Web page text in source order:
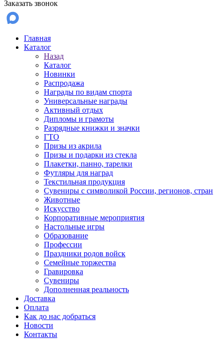
Заказать звонок
Главная
Каталог
Назад
Каталог
Новинки
Распродажа
Награды по видам спорта
Универсальные награды
Активный отдых
Дипломы и грамоты
Разрядные книжки и значки
ГТО
Призы из акрила
Призы и подарки из стекла
Плакетки, панно, тарелки
Футляры для наград
Текстильная продукция
Сувениры с символикой России, регионов, стран
Животные
Искусство
Корпоративные мероприятия
Настольные игры
Образование
Профессии
Праздники родов войск
Семейные торжества
Гравировка
Сувениры
Дополненная реальность
Доставка
Оплата
Как до нас добраться
Новости
Контакты